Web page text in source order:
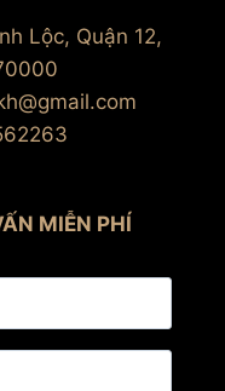
Lộc, Quận 12,
MIỄN PHÍ